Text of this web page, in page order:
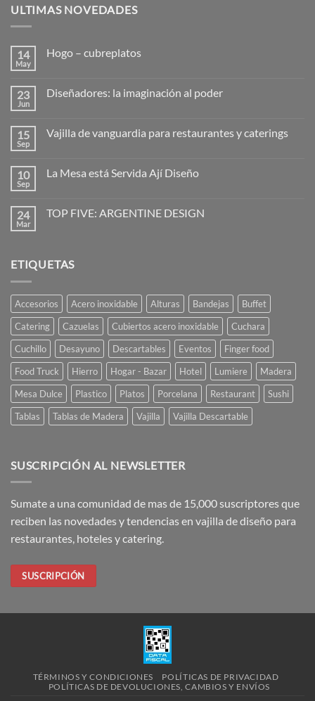
ULTIMAS NOVEDADES
14
May
Hogo – cubreplatos
en
23
Jun
Diseñadores: la imaginación al poder
en
al
poder
15
Sep
Vajilla de vanguardia para restaurantes y caterings
en
para
restaurantes
10
Sep
La Mesa está Servida Ají Diseño
en
Ají
Diseño
24
Mar
TOP FIVE: ARGENTINE DESIGN
TOP
ETIQUETAS
Accesorios Acero inoxidable Alturas Bandejas
Buffet
Catering
Cazuelas Cubiertos acero inoxidable
Cuchara
Cuchillo
Desayuno Descartables Eventos
Finger food
Food Truck
Hierro Hogar - Bazar Hotel Lumiere
Madera
Mesa Dulce
Plastico Platos Porcelana Restaurant
Sushi
Tablas
Tablas de Madera Vajilla Vajilla Descartable
SUSCRIPCIÓN AL NEWSLETTER
Sumate a una comunidad de mas de 15,000 suscriptores que
reciben las novedades y tendencias en vajilla de diseño para
restaurantes, hoteles y catering.
SUSCRIPCIÓN
TÉRMINOS Y CONDICIONES
POLÍTICAS DE PRIVACIDAD
POLÍTICAS DE DEVOLUCIONES, CAMBIOS Y ENVÍOS